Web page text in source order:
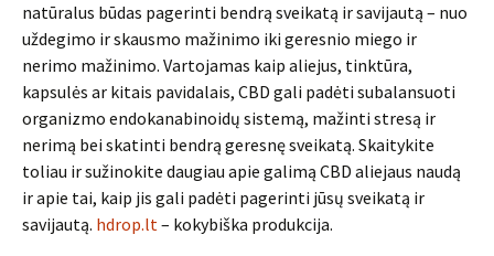
natūralus būdas pagerinti bendrą sveikatą ir savijautą – nuo
uždegimo ir skausmo mažinimo iki geresnio miego ir
nerimo mažinimo. Vartojamas kaip aliejus, tinktūra,
kapsulės ar kitais pavidalais, CBD gali padėti subalansuoti
organizmo endokanabinoidų sistemą, mažinti stresą ir
nerimą bei skatinti bendrą geresnę sveikatą. Skaitykite
toliau ir sužinokite daugiau apie galimą CBD aliejaus naudą
ir apie tai, kaip jis gali padėti pagerinti jūsų sveikatą ir
savijautą. hdrop.lt– kokybiška produkcija.